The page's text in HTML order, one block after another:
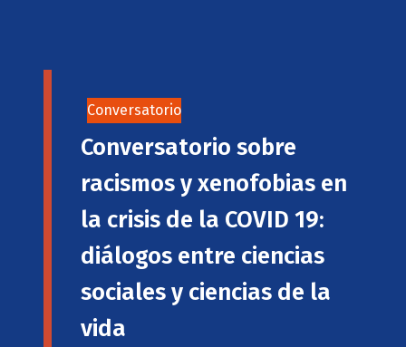
Conversatorio
Conversatorio sobre
racismos y xenofobias en
la crisis de la COVID 19:
diálogos entre ciencias
sociales y ciencias de la
vida